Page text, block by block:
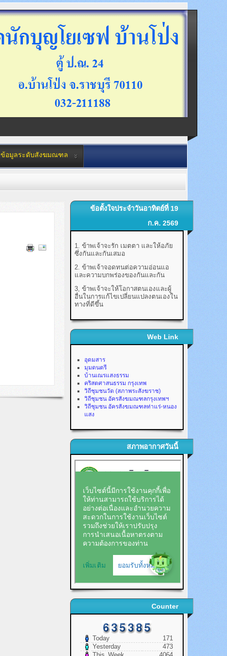
ข้อมูลระดับสังฆมณฑล
ข้อตั้งใจประจำวันอาทิตย์ที่ 19
ก.ค. 2569
1. ข้าพเจ้าจะรัก เมตตา และให้อภัย
ซึ่งกันและกันเสมอ
2. ข้าพเจ้าจอดทนต่อความอ่อนแอ
และความบกพร่องของกันและกัน
3, ข้าพเจ้าจะให้โอกาสตนเองและผู้
อื่นในการแก้ไขเปลี่ยนแปลงตนเองใน
ทางที่ดีขึ้น
Web Link
อุดมสาร
มุมดนตรี
บ้านเณรแสงธรรม
คริสตศาสนธรรม กรุงเทพ
วิถีชุมชนวัด (สภาพระสังฆราช)
วิถีชุมชน อัครสังฆมณฑลกรุงเทพฯ
วิถีชุมชน อัครสังฆมณฑลท่าแร่-หนอง
แสง
สภาพอากาศวันนี้
Counter
Today
171
Yesterday
473